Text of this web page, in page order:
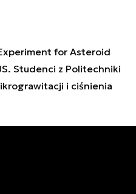
for Asteroid
Studenci z Politechniki
i ciśnienia